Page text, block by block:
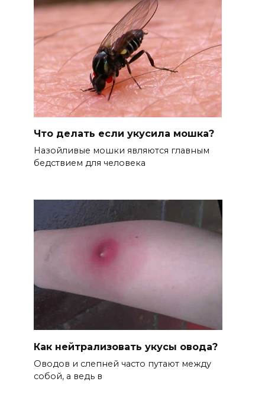
Что делать если укусила мошка?
Назойливые мошки являются главным
бедствием для человека
Как нейтрализовать укусы овода?
Оводов и слепней часто путают между
собой, а ведь в